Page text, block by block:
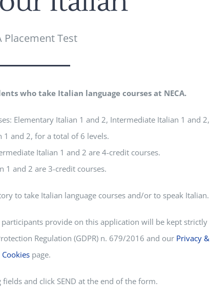
Placement Test
who take Italian language courses at NECA.
Elementary Italian 1 and 2, Intermediate Italian 1 and 2,
1 and 2, for a total of 6 levels.
Italian 1 and 2 are 4-credit courses.
1 and 2 are 3-credit courses.
to take Italian language courses and/or to speak Italian.
provide on this application will be kept strictly
Regulation (GDPR) n. 679/2016 and our Privacy &
Cookies page.
and click SEND at the end of the form.